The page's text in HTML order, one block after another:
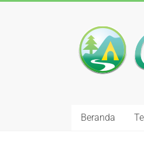
Beranda